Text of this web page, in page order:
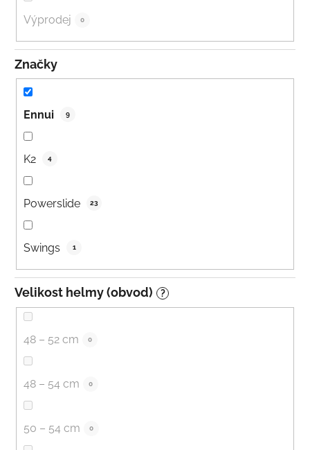
Výprodej 0
Značky
Ennui 9
K2 4
Powerslide 23
Swings 1
Velikost helmy (obvod) ?
48 – 52 cm 0
48 – 54 cm 0
50 – 54 cm 0